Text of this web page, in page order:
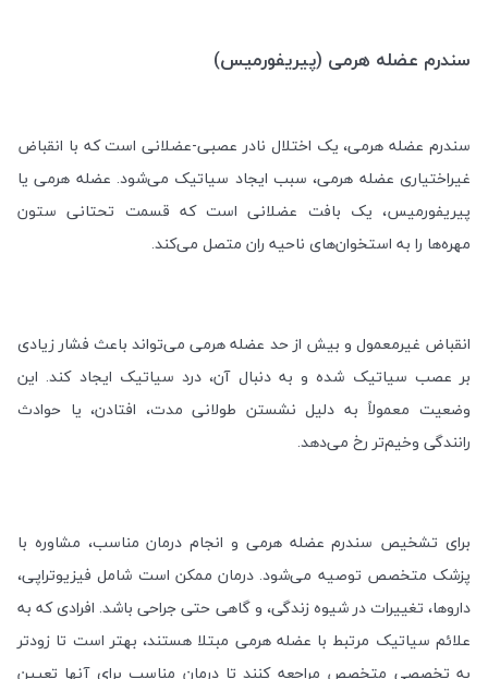
سندرم عضله هرمی (پیریفورمیس)
سندرم عضله هرمی، یک اختلال نادر عصبی-عضلانی است که با انقباض
غیراختیاری عضله هرمی، سبب ایجاد سیاتیک می‌شود. عضله هرمی یا
پیریفورمیس، یک بافت عضلانی است که قسمت تحتانی ستون
مهره‌ها را به استخوان‌های ناحیه ران متصل می‌کند.
انقباض غیرمعمول و بیش از حد عضله هرمی می‌تواند باعث فشار زیادی
بر عصب سیاتیک شده و به دنبال آن، درد سیاتیک ایجاد کند. این
وضعیت معمولاً به دلیل نشستن طولانی مدت، افتادن، یا حوادث
رانندگی وخیم‌تر رخ می‌دهد.
برای تشخیص سندرم عضله هرمی و انجام درمان مناسب، مشاوره با
پزشک متخصص توصیه می‌شود. درمان ممکن است شامل فیزیوتراپی،
داروها، تغییرات در شیوه زندگی، و گاهی حتی جراحی باشد. افرادی که به
علائم سیاتیک مرتبط با عضله هرمی مبتلا هستند، بهتر است تا زودتر
به تخصصی متخصص مراجعه کنند تا درمان مناسب برای آنها تعیین